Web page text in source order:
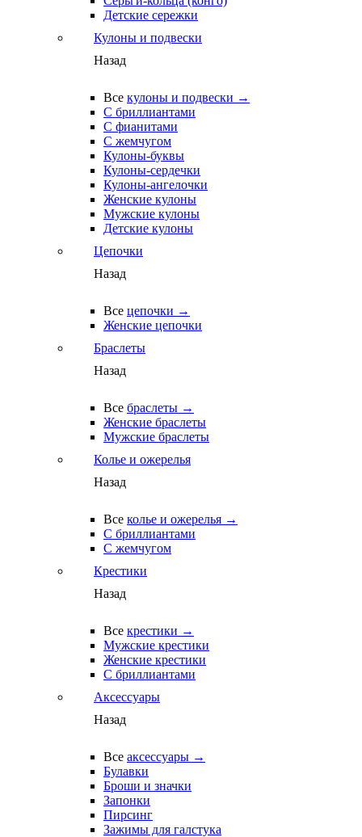
Детские сережки
Кулоны и подвески
Назад
Все кулоны и подвески →
С бриллиантами
С фианитами
С жемчугом
Кулоны-буквы
Кулоны-сердечки
Кулоны-ангелочки
Женские кулоны
Мужские кулоны
Детские кулоны
Цепочки
Назад
Все цепочки →
Женские цепочки
Браслеты
Назад
Все браслеты →
Женские браслеты
Мужские браслеты
Колье и ожерелья
Назад
Все колье и ожерелья →
С бриллиантами
С жемчугом
Крестики
Назад
Все крестики →
Мужские крестики
Женские крестики
С бриллиантами
Аксессуары
Назад
Все аксессуары →
Булавки
Броши и значки
Запонки
Пирсинг
Зажимы для галстука